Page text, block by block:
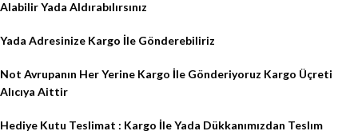
Alabilir Yada Aldırabılırsınız
Yada Adresinize Kargo İle Gönderebiliriz
Not Avrupanın Her Yerine Kargo İle Gönderiyoruz Kargo Üçreti
Alıcıya Aittir
Hediye Kutu Teslimat : Kargo İle Yada Dükkanımızdan Teslım